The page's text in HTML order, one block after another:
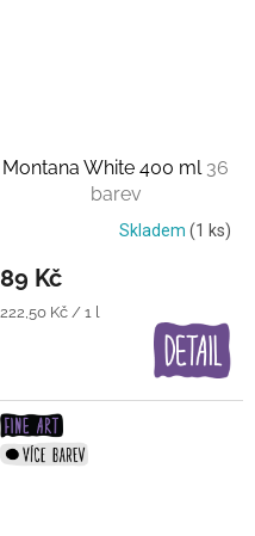
Montana White 400 ml 36
barev
Skladem (1 ks)
89 Kč
Měrná
222,50 Kč / 1 l